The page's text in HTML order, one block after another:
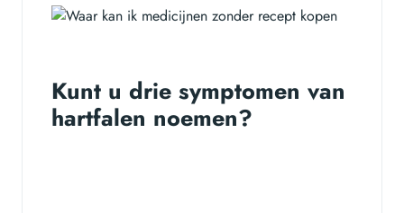
Kunt u drie symptomen van
hartfalen noemen?